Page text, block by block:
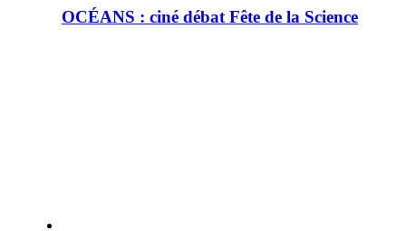
OCÉANS : ciné débat Fête de la Science